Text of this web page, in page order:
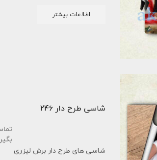
اطلاعات بیشتر
شاسی طرح دار ۲۴۶
شاسی های طرح دار برش لیزری